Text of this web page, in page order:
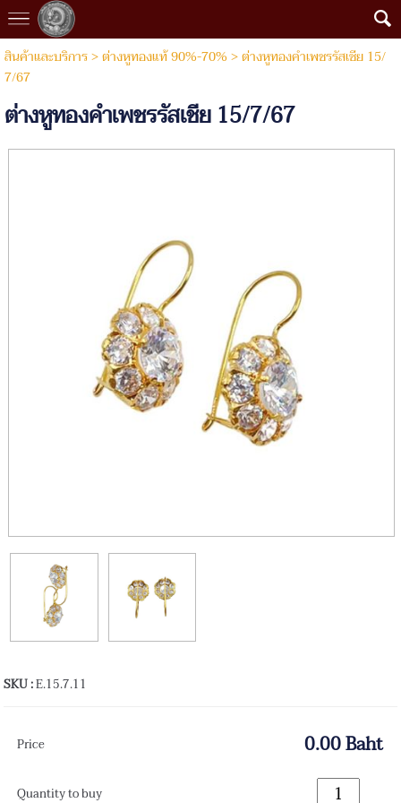
สินค้าและบริการ>ต่างหูทองแท้ 90%-70% > ต่างหูทองคำเพชรรัสเชีย 15/
7/67
ต่างหูทองคำเพชรรัสเชีย 15/7/67
SKU :E.15.7.11
Price 0.00 Baht
Quantity to buy